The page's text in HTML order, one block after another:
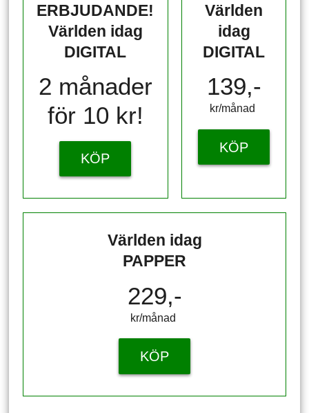
ERBJUDANDE!
Världen idag
DIGITAL
2 månader
för 10 kr!
KÖP
Världen
idag
DIGITAL
139,-
kr/månad ​​​​​​
KÖP
Världen idag
PAPPER
229,-
kr/månad ​​​​​​
KÖP